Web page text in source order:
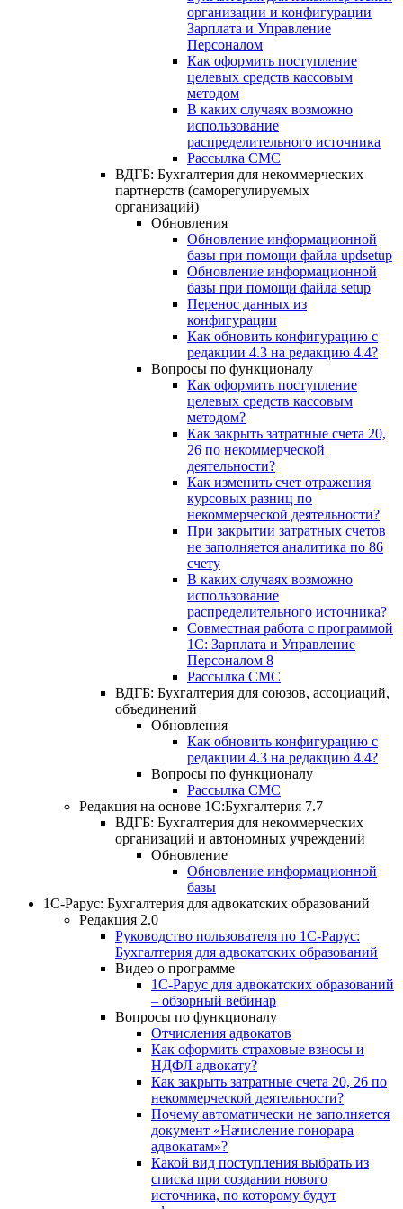
организации и конфигурации
Зарплата и Управление
Персоналом
Как оформить поступление
целевых средств кассовым
методом
В каких случаях возможно
использование
распределительного источника
Рассылка СМС
ВДГБ: Бухгалтерия для некоммерческих
партнерств (саморегулируемых
организаций)
Обновления
Обновление информационной
базы при помощи файла updsetup
Обновление информационной
базы при помощи файла setup
Перенос данных из
конфигурации
Как обновить конфигурацию с
редакции 4.3 на редакцию 4.4?
Вопросы по функционалу
Как оформить поступление
целевых средств кассовым
методом?
Как закрыть затратные счета 20,
26 по некоммерческой
деятельности?
Как изменить счет отражения
курсовых разниц по
некоммерческой деятельности?
При закрытии затратных счетов
не заполняется аналитика по 86
счету
В каких случаях возможно
использование
распределительного источника?
Совместная работа с программой
1С: Зарплата и Управление
Персоналом 8
Рассылка СМС
ВДГБ: Бухгалтерия для союзов, ассоциаций,
объединений
Обновления
Как обновить конфигурацию с
редакции 4.3 на редакцию 4.4?
Вопросы по функционалу
Рассылка СМС
Редакция на основе 1С:Бухгалтерия 7.7
ВДГБ: Бухгалтерия для некоммерческих
организаций и автономных учреждений
Обновление
Обновление информационной
базы
1С-Рарус: Бухгалтерия для адвокатских образований
Редакция 2.0
Руководство пользователя по 1С-Рарус:
Бухгалтерия для адвокатских образований
Видео о программе
1С-Рарус для адвокатских образований
– обзорный вебинар
Вопросы по функционалу
Отчисления адвокатов
Как оформить страховые взносы и
НДФЛ адвокату?
Как закрыть затратные счета 20, 26 по
некоммерческой деятельности?
Почему автоматически не заполняется
документ «Начисление гонорара
адвокатам»?
Какой вид поступления выбрать из
списка при создании нового
источника, по которому будут